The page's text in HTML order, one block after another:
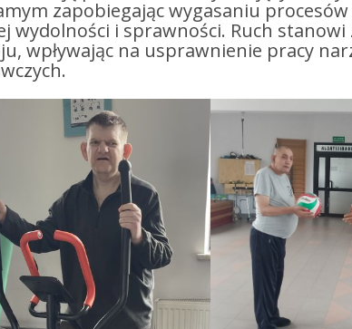
zapobiegając wygasaniu
wydolności i sprawności. Ruch
wpływając na usprawnienie pracy